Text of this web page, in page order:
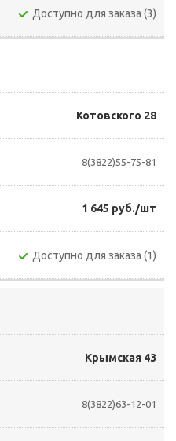
Доступно для заказа (3)
Котовского 28
8(3822)55-75-81
1 645 руб./шт
Доступно для заказа (1)
Крымская 43
8(3822)63-12-01